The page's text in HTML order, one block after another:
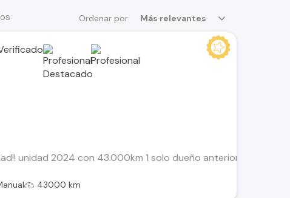
Ordenar por Más relevantes
unidad 2024 con 43.000km 1 solo dueño anterior Motor
43000 km